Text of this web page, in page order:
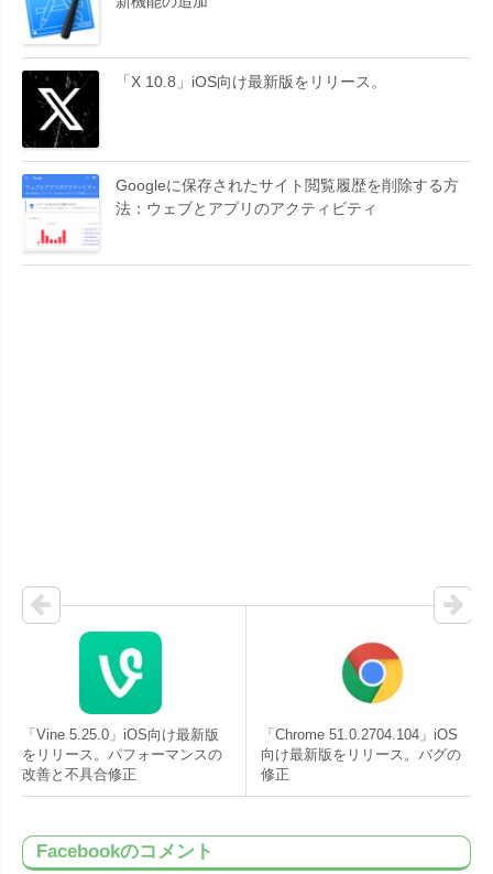
「X 10.8」iOS向け最新版をリリース。
Googleに保存されたサイト閲覧履歴を削除する方
法：ウェブとアプリのアクティビティ
「Vine 5.25.0」iOS向け最新版
をリリース。パフォーマンスの
改善と不具合修正
「Chrome 51.0.2704.104」iOS
向け最新版をリリース。バグの
修正
Facebookのコメント